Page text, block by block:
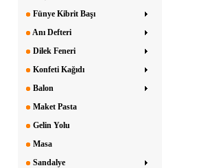
Fünye Kibrit Başı
Anı Defteri
Dilek Feneri
Konfeti Kağıdı
Balon
Maket Pasta
Gelin Yolu
Masa
Sandalye